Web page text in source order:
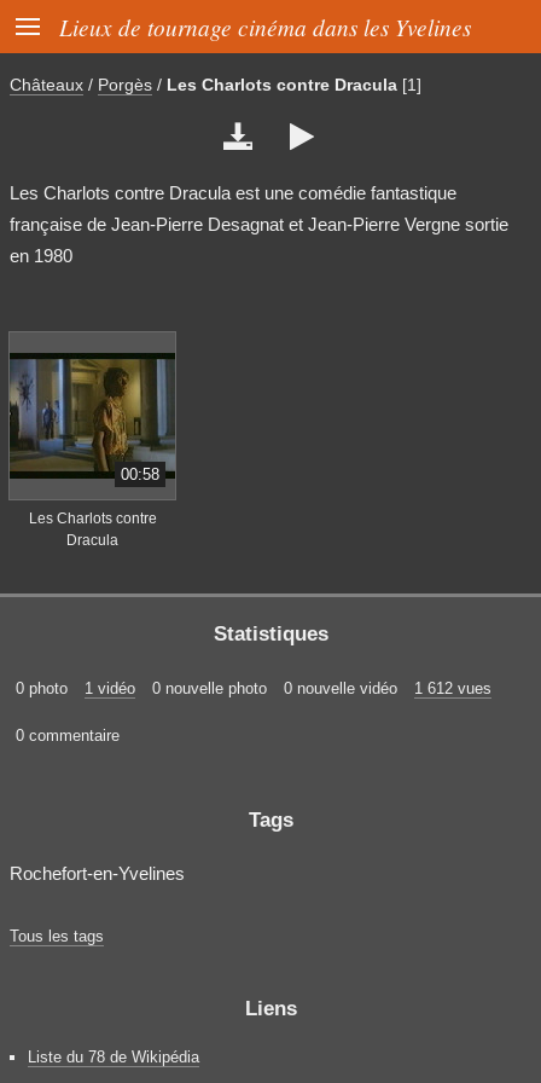
 Lieux de tournage cinéma dans les Yvelines
Châteaux / Porgès / Les Charlots contre Dracula [1]
 
Les Charlots contre Dracula est une comédie fantastique
française de Jean-Pierre Desagnat et Jean-Pierre Vergne sortie
en 1980
00:58
Les Charlots contre
Dracula
Statistiques
0 photo 1 vidéo 0 nouvelle photo 0 nouvelle vidéo 1 612 vues
0 commentaire
Tags
Rochefort-en-Yvelines
Tous les tags
Liens
Liste du 78 de Wikipédia